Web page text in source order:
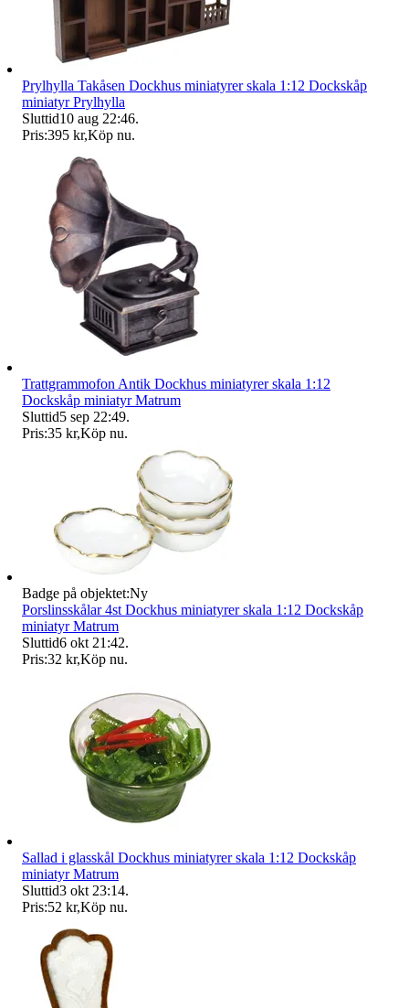
Prylhylla Takåsen Dockhus miniatyrer skala 1:12 Dockskåp
miniatyr Prylhylla
Sluttid10 aug 22:46.
Pris:395 kr,Köp nu.
Trattgrammofon Antik Dockhus miniatyrer skala 1:12
Dockskåp miniatyr Matrum
Sluttid5 sep 22:49.
Pris:35 kr,Köp nu.
Badge på objektet:Ny
Porslinsskålar 4st Dockhus miniatyrer skala 1:12 Dockskåp
miniatyr Matrum
Sluttid6 okt 21:42.
Pris:32 kr,Köp nu.
Sallad i glasskål Dockhus miniatyrer skala 1:12 Dockskåp
miniatyr Matrum
Sluttid3 okt 23:14.
Pris:52 kr,Köp nu.